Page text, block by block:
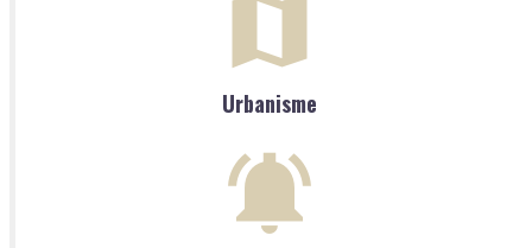
Urbanisme